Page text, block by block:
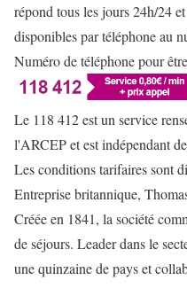
répond tous les jours 24h/24
disponibles par téléphone au
Numéro de téléphone pour
Le 118 412 est un service
l'ARCEP et est indépendant
Les conditions tarifaires sont
Entreprise britannique,
Créée en 1841, la société
de séjours. Leader dans le
une quinzaine de pays et